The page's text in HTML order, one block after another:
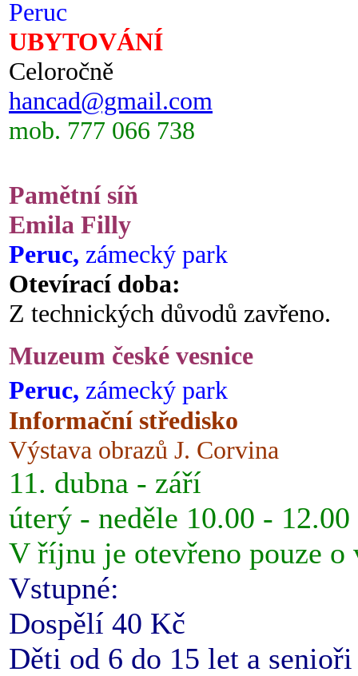
Peruc
UBYTOVÁNÍ
Celoročně
hancad@gmail.com
mob. 777 066 738
Pamětní síň
Emila Filly
Peruc, zámecký park
Otevírací doba:
Z technických důvodů zavřeno.
Muzeum české vesnice
Peruc, zámecký park
Informační středisko
Výstava obrazů J. Corvina
11. dubna - září
úterý - neděle 10.00 -
V říjnu je otevřeno pouze o
Vstupné:
Dospělí 40 Kč
Děti od 6 do 15 let a